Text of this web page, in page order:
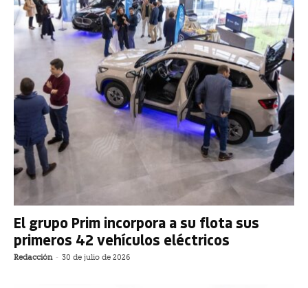
El grupo Prim incorpora a su flota sus
primeros 42 vehículos eléctricos
Redacción - 30 de julio de 2026